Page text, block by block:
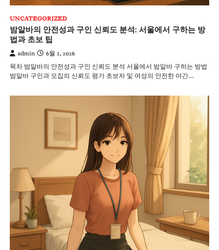
UNCATEGORIZED
밤알바의 안전성과 구인 신뢰도 분석: 서울에서 구하는 방
법과 초보 팁
admin
6월 2, 2026
목차 밤알바의 안전성과 구인 신뢰도 분석 서울에서 밤알바 구하는 방법
밤알바 구인과 모집의 신뢰도 평가 초보자 및 여성의 안전한 야간…